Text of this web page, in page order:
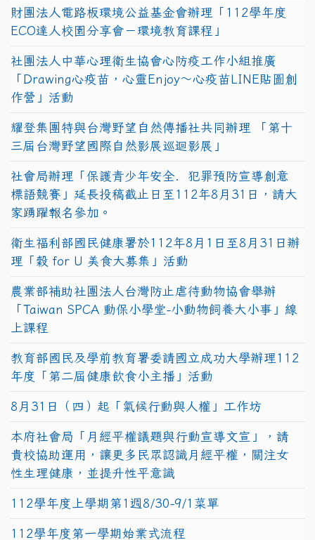
財團法人電路板環境公益基金會辦理「112學年度
ECO達人校園分享會－環境教育課程」
社團法人中華心理衛生協會心防疫工作小組推廣
「Drawing心疫苗，心靈Enjoy〜心疫苗LINE貼圖創
作營」活動
耀登集團特與台灣野望自然傳播社共同辦理 「第十
三屆台灣野望國際自然影展巡迴影展」
社會局辦理「保護青少年安全．犯罪預防宣導創意
標語競賽」延長投稿截止日至112年8月31日，請大
家踴躍報名參加。
衛生福利部國民健康署於112年8月1日至8月31日辦
理「穀 for U 美食大募集」活動
農業部補助社團法人台灣防止虐待動物協會舉辦
「Taiwan SPCA 動保小學堂-小動物飼養大小事」線
上課程
教育部國民及學前教育署委請國立成功大學辦理112
年度「第二屆健康飲食小主播」活動
8月31日（四）起「氣候行動與人權」工作坊
本府社會局「月經平權議題與行動宣導文宣」，請
貴校協助運用，讓更多民眾認識月經平權，關注女
性生理健康，並提升性平意識
112學年度上學期第1週8/30-9/1菜單
112學年度第一學期始業式流程